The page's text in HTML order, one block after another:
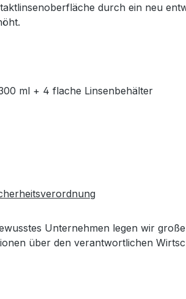
durch ein neu
ml + 4 flache Linsenbehälter
Unternehmen legen wir
über den verantwortlichen